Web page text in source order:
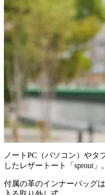
ノートPC（パソコン）やタ
したレザートート「sprout」。
付属の革のインナーバッグ